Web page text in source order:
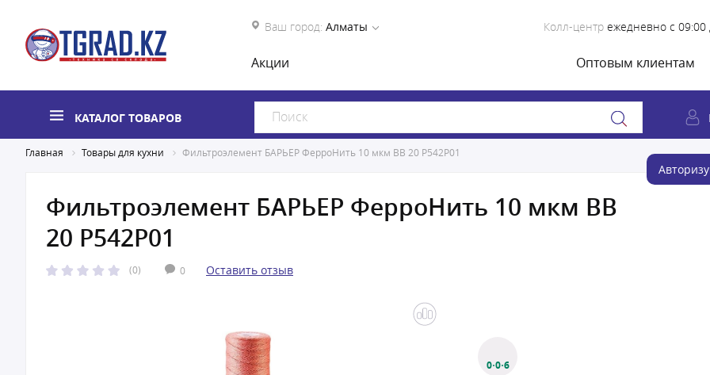
Ваш город: Алматы Колл-центр ежедневно с 09:00
Акции Оптовым клиентам
КАТАЛОГ ТОВАРОВ
Главная Товары для кухни Фильтроэлемент БАРЬЕР ФерроНить 10 мкм BB 20 Р542Р01
Фильтроэлемент БАРЬЕР ФерроНить 10 мкм BB
20 Р542Р01
(0) 0 Оставить отзыв
0·0·6